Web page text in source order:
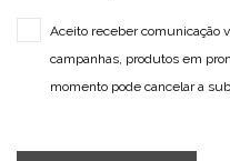
Aceito receber comunicação
campanhas, produtos em
momento pode cancelar a